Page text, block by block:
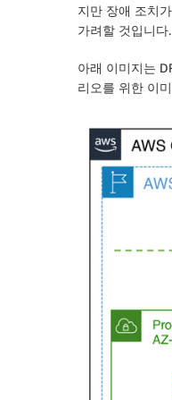
지만 장애 조치
가려할 것입니다.
아래 이미지는
리오를 위한 이